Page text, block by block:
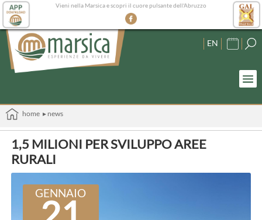
Vieni nella Marsica e scopri il cuore pulsante dell'Abruzzo
EN
home ▸ news
1,5 MILIONI PER SVILUPPO AREE
RURALI
GENNAIO